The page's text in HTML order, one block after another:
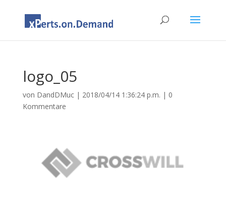
logo_05
von DandDMuc| 2018/04/14 1:36:24 p.m. | 0
Kommentare